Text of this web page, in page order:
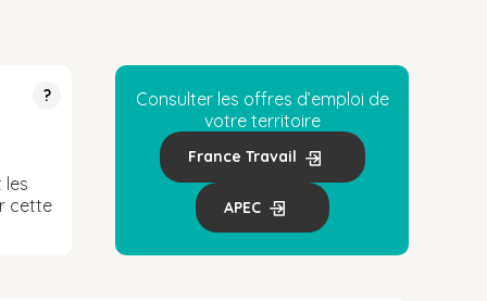
?
les
cette
Consulter les offres d’emploi de
votre territoire
France Travail
APEC